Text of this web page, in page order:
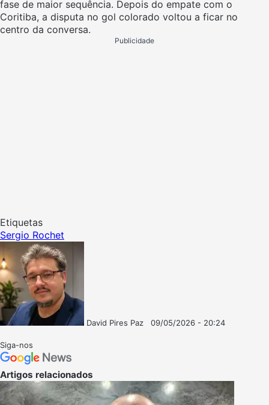
fase de maior sequência. Depois do empate com o
Coritiba, a disputa no gol colorado voltou a ficar no
centro da conversa.
Publicidade
Etiquetas
Sergio Rochet
David Pires Paz
09/05/2026 - 20:24
Siga-nos
Artigos relacionados